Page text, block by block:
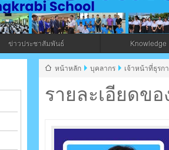
ด้วย Ajax โดยคนไทย
ข่าวประชาสัมพันธ์ Knowledge
รายละเอียดข
หน้าหลัก บุคลากร เจ้าหน้าที่ธุรก